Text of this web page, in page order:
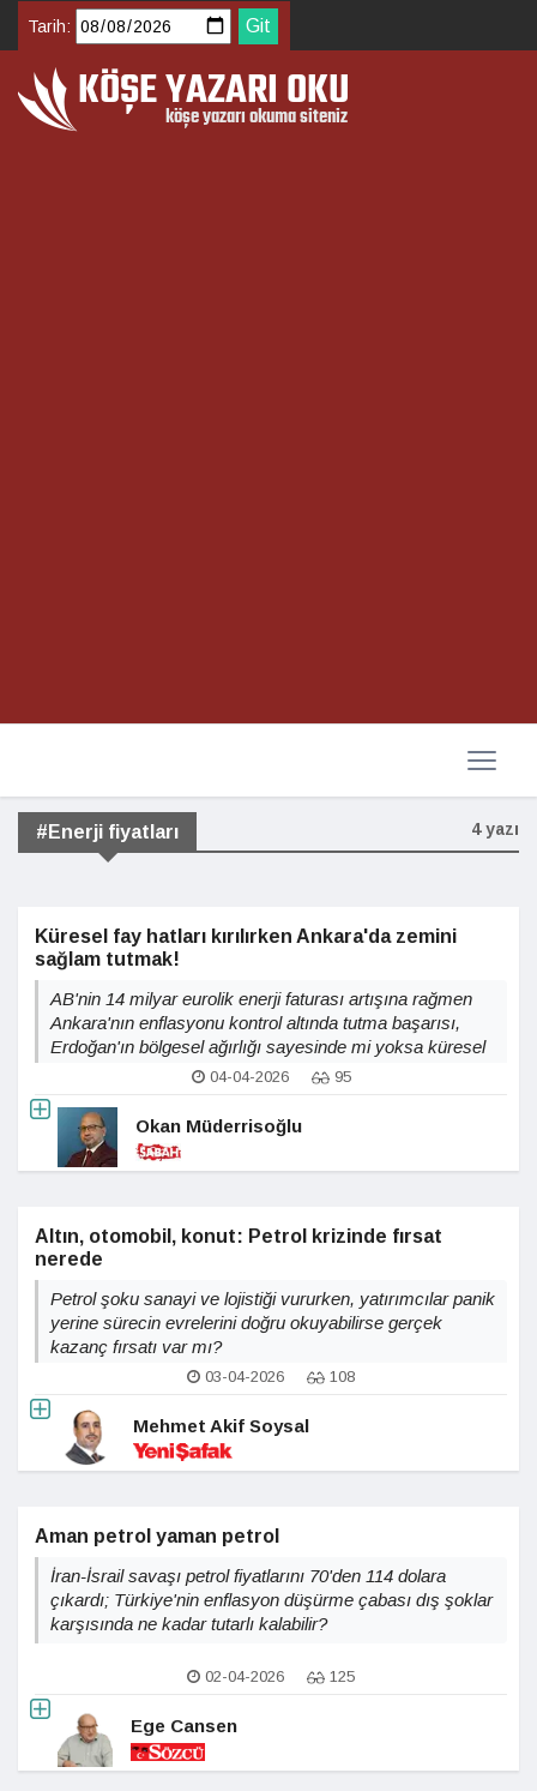
Tarih:
#Enerji fiyatları 4 yazı
Küresel fay hatları kırılırken Ankara'da zemini
sağlam tutmak!
AB'nin 14 milyar eurolik enerji faturası artışına rağmen
Ankara'nın enflasyonu kontrol altında tutma başarısı,
Erdoğan'ın bölgesel ağırlığı sayesinde mi yoksa küresel
koşulların tesadüfi yardımı mı?
04-04-2026 95
Okan Müderrisoğlu
Altın, otomobil, konut: Petrol krizinde fırsat
nerede
Petrol şoku sanayi ve lojistiği vururken, yatırımcılar panik
yerine sürecin evrelerini doğru okuyabilirse gerçek
kazanç fırsatı var mı?
03-04-2026 108
Mehmet Akif Soysal
Aman petrol yaman petrol
İran-İsrail savaşı petrol fiyatlarını 70'den 114 dolara
çıkardı; Türkiye'nin enflasyon düşürme çabası dış şoklar
karşısında ne kadar tutarlı kalabilir?
02-04-2026 125
Ege Cansen